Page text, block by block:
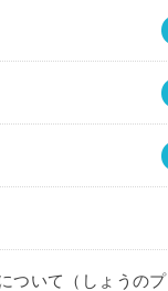
ついて（しょうのプ